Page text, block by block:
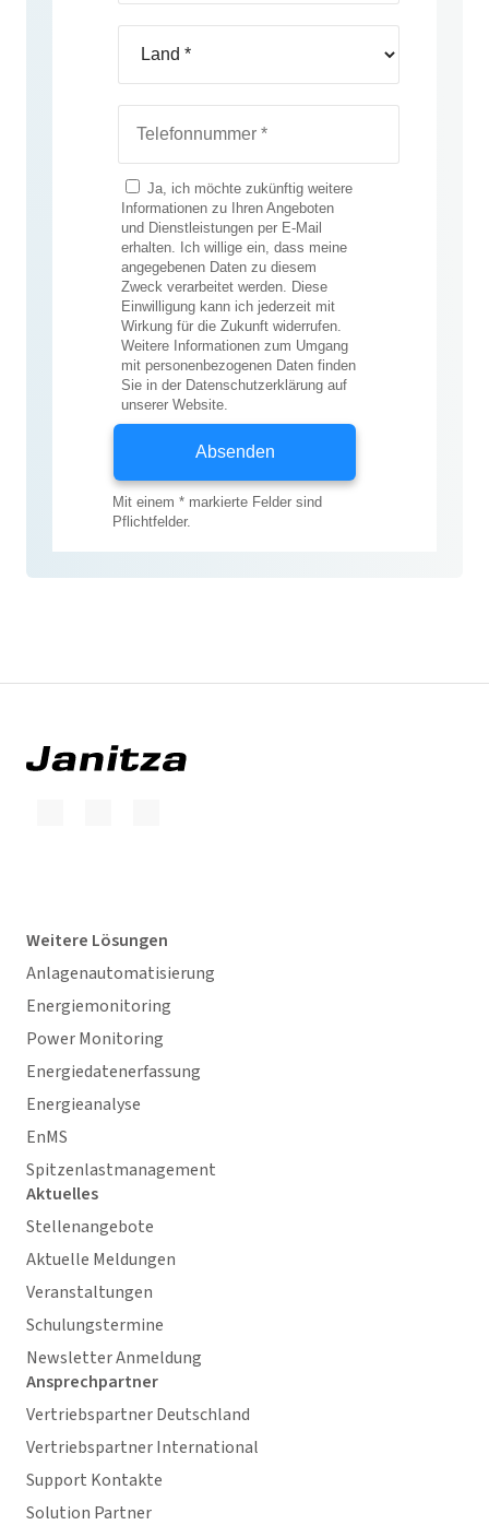
Weitere Lösungen
Anlagenautomatisierung
Energiemonitoring
Power Monitoring
Energiedatenerfassung
Energieanalyse
EnMS
Spitzenlastmanagement
Aktuelles
Stellenangebote
Aktuelle Meldungen
Veranstaltungen
Schulungstermine
Newsletter Anmeldung
Ansprechpartner
Vertriebspartner Deutschland
Vertriebspartner International
Support Kontakte
Solution Partner